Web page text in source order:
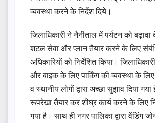
व्यवस्था करने के निर्देश दिये।
जिलाधिकारी ने नैनीताल में पर्यटन को
शटल सेवा और प्लान तैयार करने के लिए
अधिकारियों को निर्देशित किया।
और बाइक के लिए पार्किंग की व्यवस्था के
व स्थानीय लोगों द्वारा अच्छा सुझाव दिया
रूपरेखा तैयार कर शीघ्र कार्य करने के लिए
गया है। साथ ही नगर पालिका द्वारा वेंडिंग